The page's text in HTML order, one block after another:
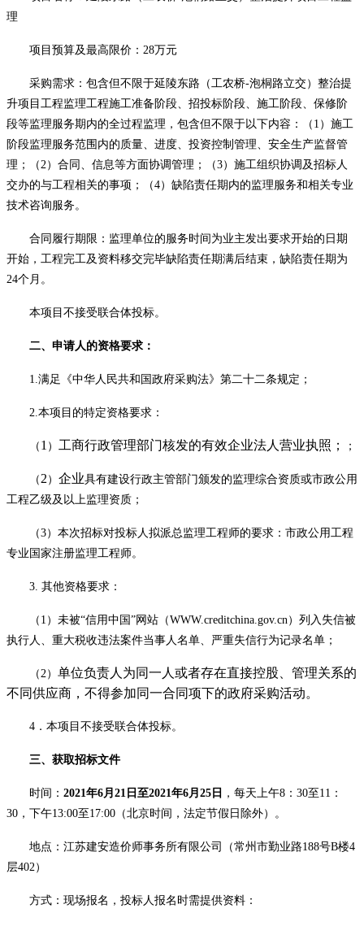
理
项目预算及最高限价：28万元
采购需求：包含但不限于延陵东路（工农桥-泡桐路立交）整治提
升项目工程监理工程施工准备阶段、招投标阶段、施工阶段、保修阶
段等监理服务期内的全过程监理，包含但不限于以下内容：（ 1 ）施工
阶段监理服务范围内的质量、进度、投资控制管理、安全生产监督管
理；（ 2 ）合同、信息等方面协调管理；（3）施工组织协调及招标人
交办的与工程相关的事项；（4）缺陷责任期内的监理服务和相关专业
技术咨询服务。
合同履行期限：监理单位的服务时间为业主发出要求开始的日期
开始，工程完工及资料移交完毕缺陷责任期满后结束，缺陷责任期为
24个月。
本项目不接受联合体投标。
二、申请人的资格要求：
1. 满足《中华人民共和国政府采购法》第二十二条规定；
2 本项目的特定资格要求：
（ 1 ） 工商行政管理部门核发的有效企业法人营业执照； ；
（ 2 ） 企业具有建设行政主管部门颁发的监理综合资质或市政公用
工程乙级及以上监理资质；
（3）本次招标对投标人拟派总监理工程师的要求：市政公用工程
专业国家注册监理工程师。
3. 其他资格要求：
（ 1 ）未被“信用中国”网站（WWW.creditchina.gov.cn ）列入失信被
执行人、重大税收违法案件当事人名单、严重失信行为记录名单；
（ 2 ） 单位负责人为同一人或者存在直接控股、管理关系的
不同供应商，不得参加同一合同项下的政府采购活动。
4 ．本项目不接受联合体投标。
三、获取招标文件
时间： 2021年6月21日至2021年6月25日 ，每天上午8 ： 30至11 ：
30 ，下午13:00至17:00 （北京时间，法定节假日除外） 。
地点：江苏建安造价师事务所有限公司（常州市勤业路188号B楼4
层402 ）
方式：现场报名，投标人报名时需提供资料：